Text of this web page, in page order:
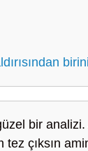
bir
tez çıksın